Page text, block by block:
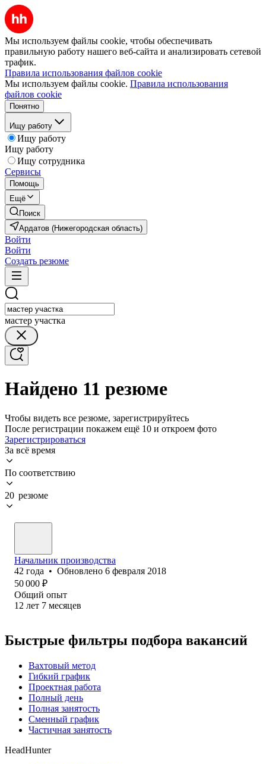
Мы используем файлы cookie, чтобы обеспечивать
правильную работу нашего веб-сайта и анализировать сетевой
трафик.
Правила использования файлов cookie
Мы используем файлы cookie. Правила использования
файлов cookie
Понятно
Ищу работу
Ищу работу
Ищу работу
Ищу сотрудника
Сервисы
Помощь
Ещё
Поиск
Ардатов (Нижегородская область)
Войти
Войти
Создать резюме
мастер участка
Найдено 11 резюме
Чтобы видеть все резюме, зарегистрируйтесь
После регистрации покажем ещё 10 и откроем фото
Зарегистрироваться
За всё время
По соответствию
20 резюме
Начальник производства
42 года • Обновлено 6 февраля 2018
50 000 ₽
Общий опыт
12 лет 7 месяцев
Быстрые фильтры подбора вакансий
Вахтовый метод
Гибкий график
Проектная работа
Полный день
Полная занятость
Сменный график
Частичная занятость
HeadHunter